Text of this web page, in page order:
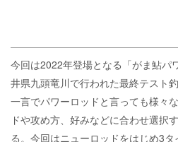
今回は2022年登場となる「がま鮎パ
井県九頭竜川で行われた最終テスト
一言でパワーロッドと言っても様々
ドや攻め方、好みなどに合わせ選択
る。今回はニューロッドをはじめ3